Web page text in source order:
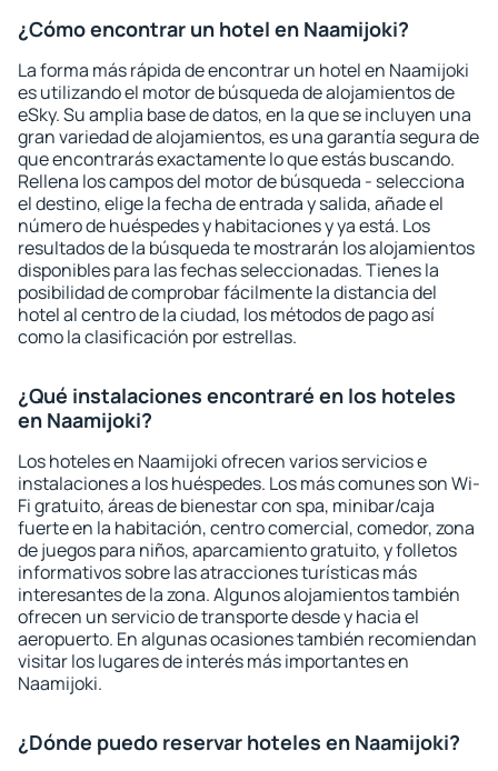
¿Cómo encontrar un hotel en Naamijoki?
La forma más rápida de encontrar un hotel en Naamijoki
es utilizando el motor de búsqueda de alojamientos de
eSky. Su amplia base de datos, en la que se incluyen una
gran variedad de alojamientos, es una garantía segura de
que encontrarás exactamente lo que estás buscando.
Rellena los campos del motor de búsqueda - selecciona
el destino, elige la fecha de entrada y salida, añade el
número de huéspedes y habitaciones y ya está. Los
resultados de la búsqueda te mostrarán los alojamientos
disponibles para las fechas seleccionadas. Tienes la
posibilidad de comprobar fácilmente la distancia del
hotel al centro de la ciudad, los métodos de pago así
como la clasificación por estrellas.
¿Qué instalaciones encontraré en los hoteles
en Naamijoki?
Los hoteles en Naamijoki ofrecen varios servicios e
instalaciones a los huéspedes. Los más comunes son Wi-
Fi gratuito, áreas de bienestar con spa, minibar/caja
fuerte en la habitación, centro comercial, comedor, zona
de juegos para niños, aparcamiento gratuito, y folletos
informativos sobre las atracciones turísticas más
interesantes de la zona. Algunos alojamientos también
ofrecen un servicio de transporte desde y hacia el
aeropuerto. En algunas ocasiones también recomiendan
visitar los lugares de interés más importantes en
Naamijoki.
¿Dónde puedo reservar hoteles en Naamijoki?